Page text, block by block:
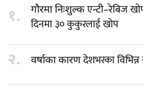
१. गौरमा निःशुल्कएन्टी–रेबिज
दिनमा ३० कुकुरलाई खोप
२. वर्षाका कारणदेशभरका